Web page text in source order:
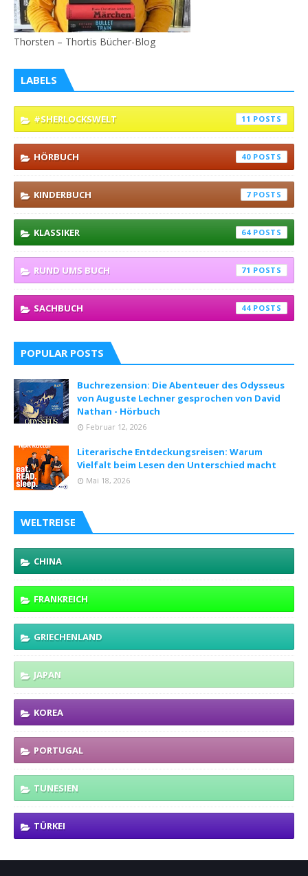
Thorsten – Thortis Bücher-Blog
LABELS
#SHERLOCKSWELT 11
HÖRBUCH 40
KINDERBUCH 7
KLASSIKER 64
RUND UMS BUCH 71
SACHBUCH 44
POPULAR POSTS
Buchrezension: Die Abenteuer des Odysseus
von Auguste Lechner gesprochen von David
Nathan - Hörbuch
Februar 12, 2026
Literarische Entdeckungsreisen: Warum
Vielfalt beim Lesen den Unterschied macht
Mai 18, 2026
WELTREISE
CHINA
FRANKREICH
GRIECHENLAND
JAPAN
KOREA
PORTUGAL
TUNESIEN
TÜRKEI